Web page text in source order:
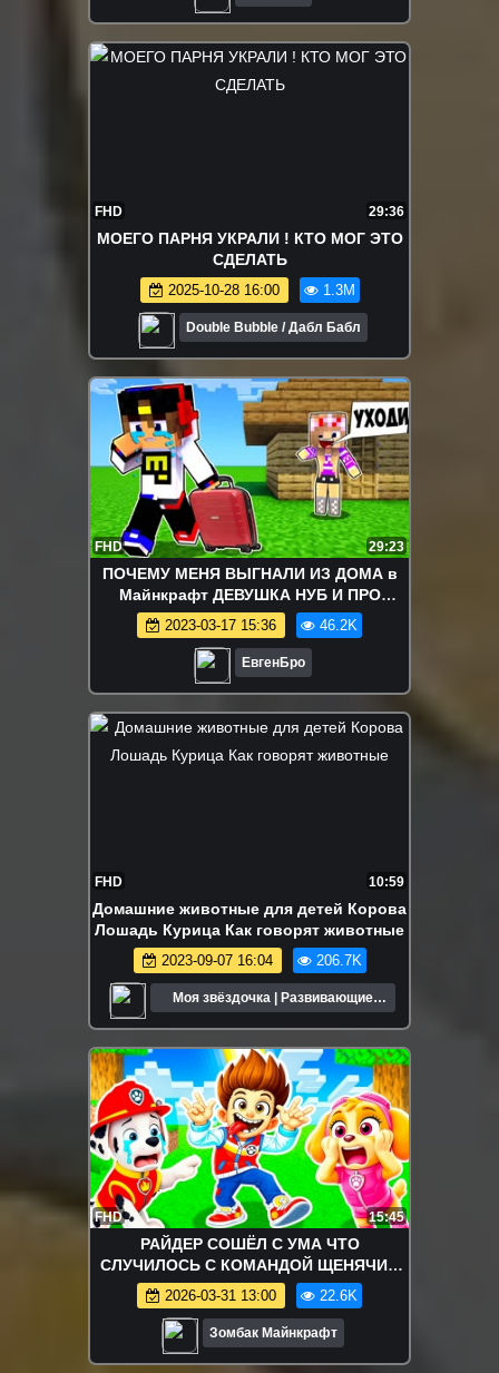
FHD 29:36
МОЕГО ПАРНЯ УКРАЛИ ! КТО МОГ ЭТО
СДЕЛАТЬ
2025-10-28 16:00 1.3M
Double Bubble / Дабл Бабл
FHD 29:23
ПОЧЕМУ МЕНЯ ВЫГНАЛИ ИЗ ДОМА в
Майнкрафт ДЕВУШКА НУБ И ПРО
ТРОЛЛИНГ MINECRAFT
2023-03-17 15:36 46.2K
ЕвгенБро
FHD 10:59
Домашние животные для детей Корова
Лошадь Курица Как говорят животные
2023-09-07 16:04 206.7K
Моя звёздочка | Развивающие
FHD 15:45
РАЙДЕР СОШЁЛ С УМА ЧТО
СЛУЧИЛОСЬ С КОМАНДОЙ ЩЕНЯЧИЙ
ПАТРУЛЬ в МАЙНКРАФТ
2026-03-31 13:00 22.6K
Зомбак Майнкрафт